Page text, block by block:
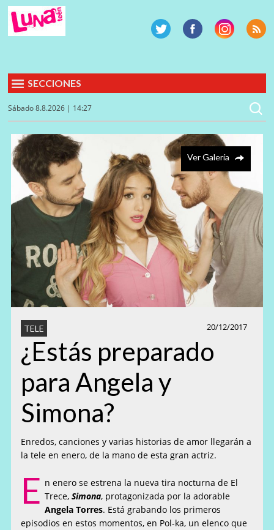
SECCIONES
Sábado 8.8.2026 | 14:27
Ver Galería
20/12/2017
TELE
¿Estás preparado
para Angela y
Simona?
Enredos, canciones y varias historias de amor llegarán a
la tele en enero, de la mano de esta gran actriz.
E n enero se estrena la nueva tira nocturna de El
Trece,Simona, protagonizada por la adorable
Angela Torres. Está grabando los primeros
episodios en estos momentos, en Pol-ka, un elenco que